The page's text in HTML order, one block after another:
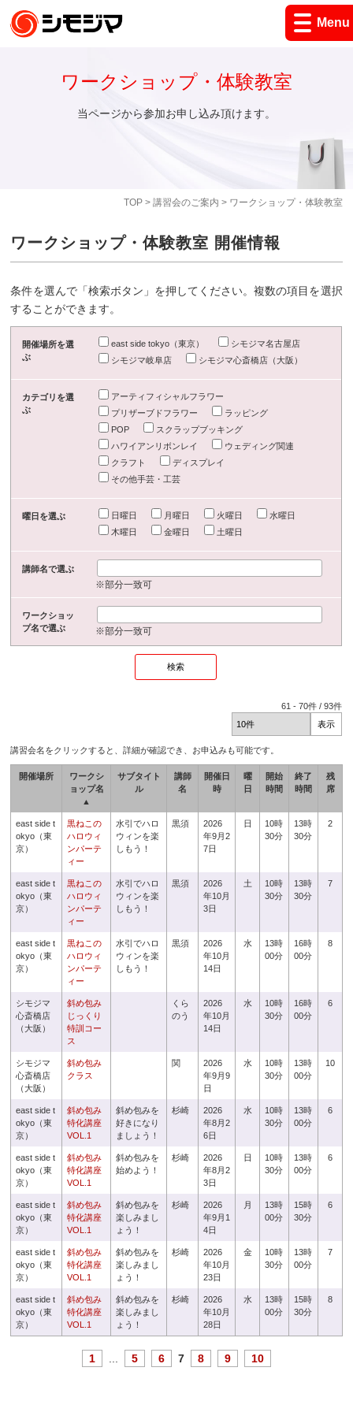
Menu
TOP> 講習会のご案内 > ワークショップ・体験教室
ワークショップ・体験教室
当ページから参加お申し込み頂けます。
ワークショップ・体験教室 開催情報
条件を選んで「検索ボタン」を押してください。複数の項目を選択
することができます。
開催場所を選
ぶ
east side tokyo（東京）
シモジマ名古屋店
シモジマ岐阜店
シモジマ心斎橋店（大阪）
カテゴリを選
ぶ
アーティフィシャルフラワー
プリザーブドフラワー
ラッピング
POP
スクラップブッキング
ハワイアンリボンレイ
ウェディング関連
クラフト
ディスプレイ
その他手芸・工芸
曜日を選ぶ 日曜日 月曜日 火曜日
水曜日
木曜日
金曜日 土曜日
講師名で選ぶ
※部分一致可
ワークショッ
プ名で選ぶ
※部分一致可
61 -70件 /93件
講習会名をクリックすると、詳細が確認でき、お申込みも可能です。
開催場所
ワークシ
ョップ名
▲
サブタイト
ル
講師
名
開催日
時
曜
日
開始
時間
終了
時間
残
席
east side t
okyo（東
京）
黒ねこの
ハロウィ
ンパーテ
ィー
水引でハロ
ウィンを楽
しもう！
黒須
2026
年9月2
7日
日
10時
30分
13時
30分
2
east side t
okyo（東
京）
黒ねこの
ハロウィ
ンパーテ
ィー
水引でハロ
ウィンを楽
しもう！
黒須
2026
年10月
3日
土
10時
30分
13時
30分
7
east side t
okyo（東
京）
黒ねこの
ハロウィ
ンパーテ
ィー
水引でハロ
ウィンを楽
しもう！
黒須
2026
年10月
14日
水
13時
00分
16時
00分
8
シモジマ
心斎橋店
（大阪）
斜め包み
じっくり
特訓コー
ス
くら
のう
2026
年10月
14日
水
10時
30分
16時
00分
6
シモジマ
心斎橋店
（大阪）
斜め包み
クラス
関
2026
年9月9
日
水
10時
30分
13時
00分
10
east side t
okyo（東
京）
斜め包み
特化講座
VOL.1
斜め包みを
好きになり
ましょう！
杉崎
2026
年8月2
6日
水
10時
30分
13時
00分
6
east side t
okyo（東
京）
斜め包み
特化講座
VOL.1
斜め包みを
始めよう！
杉崎
2026
年8月2
3日
日
10時
30分
13時
00分
6
east side t
okyo（東
京）
斜め包み
特化講座
VOL.1
斜め包みを
楽しみまし
ょう！
杉崎
2026
年9月1
4日
月
13時
00分
15時
30分
6
east side t
okyo（東
京）
斜め包み
特化講座
VOL.1
斜め包みを
楽しみまし
ょう！
杉崎
2026
年10月
23日
金
10時
30分
13時
00分
7
east side t
okyo（東
京）
斜め包み
特化講座
VOL.1
斜め包みを
楽しみまし
ょう！
杉崎
2026
年10月
28日
水
13時
00分
15時
30分
8
1 5 6 7 8 9 10